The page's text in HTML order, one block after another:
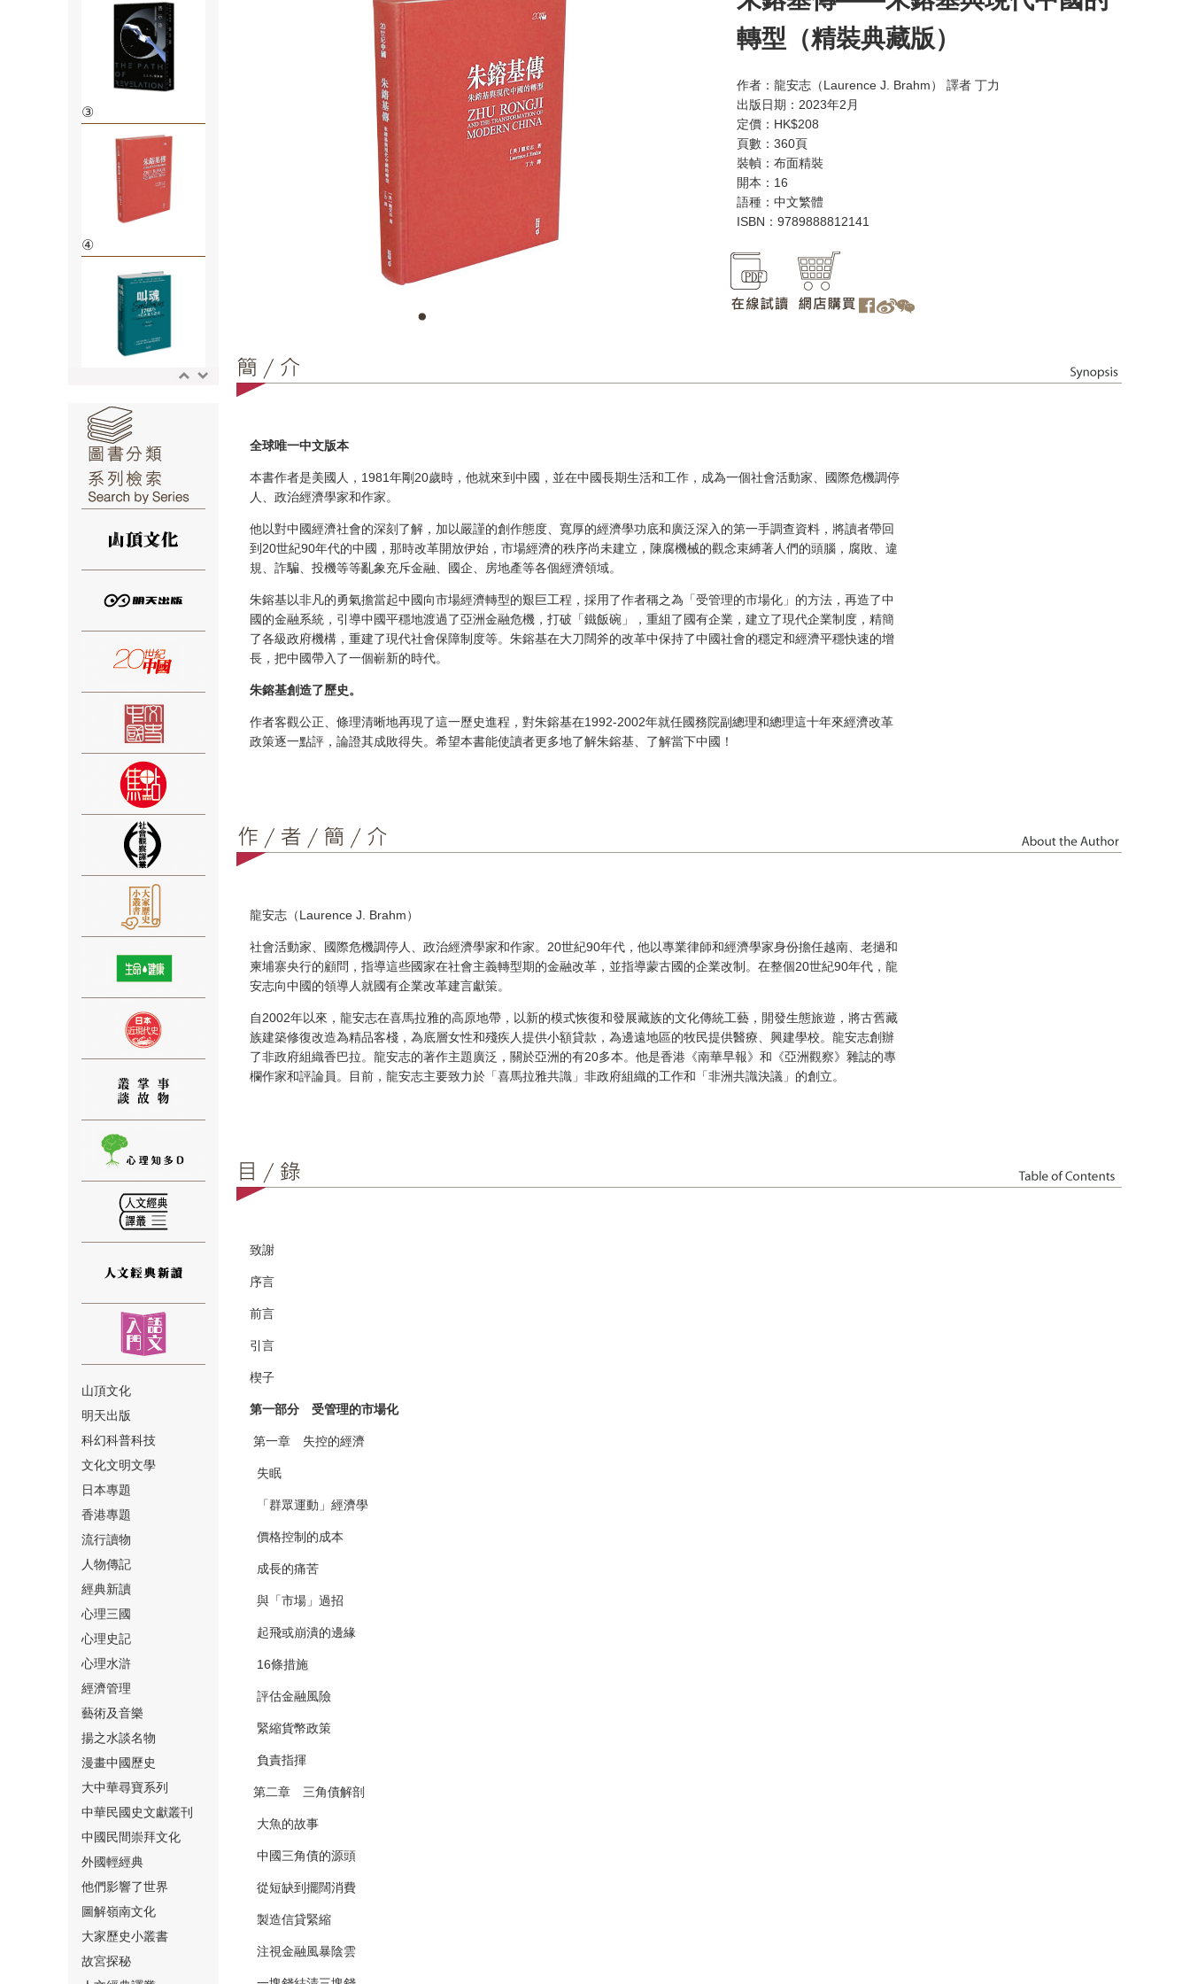
③
④
⑥
⑫
⑬
⑭
⑮
⑯
⑰
山頂文化
明天出版
科幻科普科技
文化文明文學
日本專題
香港專題
流行讀物
人物傳記
經典新讀
心理三國
心理史記
心理水滸
經濟管理
藝術及音樂
揚之水談名物
漫畫中國歷史
大中華尋寶系列
中華民國史文獻叢刊
中國民間崇拜文化
外國輕經典
他們影響了世界
圖解嶺南文化
大家歷史小叢書
故宮探秘
轉型（精裝典藏版）
作者：龍安志（Laurence J. Brahm） 譯者 丁力
出版日期：2023年2月
定價：HK$208
頁數：360頁
裝幀：布面精裝
開本：16
語種：中文繁體
ISBN：9789888812141
全球唯一中文版本
本書作者是美國人，1981年剛20歲時，他就來到中國，並在中國長期生活和工作，成為一個社會活動家、國際危機調停
人、政治經濟學家和作家。
他以對中國經濟社會的深刻了解，加以嚴謹的創作態度、寬厚的經濟學功底和廣泛深入的第一手調查資料，將讀者帶回
到20世紀90年代的中國，那時改革開放伊始，市場經濟的秩序尚未建立，陳腐機械的觀念束縛著人們的頭腦，腐敗、違
規、詐騙、投機等等亂象充斥金融、國企、房地產等各個經濟領域。
朱鎔基以非凡的勇氣擔當起中國向市場經濟轉型的艱巨工程，採用了作者稱之為「受管理的市場化」的方法，再造了中
國的金融系統，引導中國平穩地渡過了亞洲金融危機，打破「鐵飯碗」，重組了國有企業，建立了現代企業制度，精簡
了各級政府機構，重建了現代社會保障制度等。朱鎔基在大刀闊斧的改革中保持了中國社會的穩定和經濟平穩快速的增
長，把中國帶入了一個嶄新的時代。
朱鎔基創造了歷史。
作者客觀公正、條理清晰地再現了這一歷史進程，對朱鎔基在1992-2002年就任國務院副總理和總理這十年來經濟改革
政策逐一點評，論證其成敗得失。希望本書能使讀者更多地了解朱鎔基、了解當下中國！
龍安志（Laurence J. Brahm）
社會活動家、國際危機調停人、政治經濟學家和作家。20世紀90年代，他以專業律師和經濟學家身份擔任越南、老撾和
柬埔寨央行的顧問，指導這些國家在社會主義轉型期的金融改革，並指導蒙古國的企業改制。在整個20世紀90年代，龍
安志向中國的領導人就國有企業改革建言獻策。
自2002年以來，龍安志在喜馬拉雅的高原地帶，以新的模式恢復和發展藏族的文化傳統工藝，開發生態旅遊，將古舊藏
族建築修復改造為精品客棧，為底層女性和殘疾人提供小額貸款，為邊遠地區的牧民提供醫療、興建學校。龍安志創辦
了非政府組織香巴拉。龍安志的著作主題廣泛，關於亞洲的有20多本。他是香港《南華早報》和《亞洲觀察》雜誌的專
欄作家和評論員。目前，龍安志主要致力於「喜馬拉雅共識」非政府組織的工作和「非洲共識決議」的創立。
致謝
序言
前言
引言
楔子
第一部分 受管理的市場化
第一章 失控的經濟
失眠
「群眾運動」經濟學
價格控制的成本
成長的痛苦
與「市場」過招
起飛或崩潰的邊緣
16條措施
評估金融風險
緊縮貨幣政策
負責指揮
第二章 三角債解剖
大魚的故事
中國三角債的源頭
從短缺到擺闊消費
製造信貸緊縮
注視金融風暴陰雲